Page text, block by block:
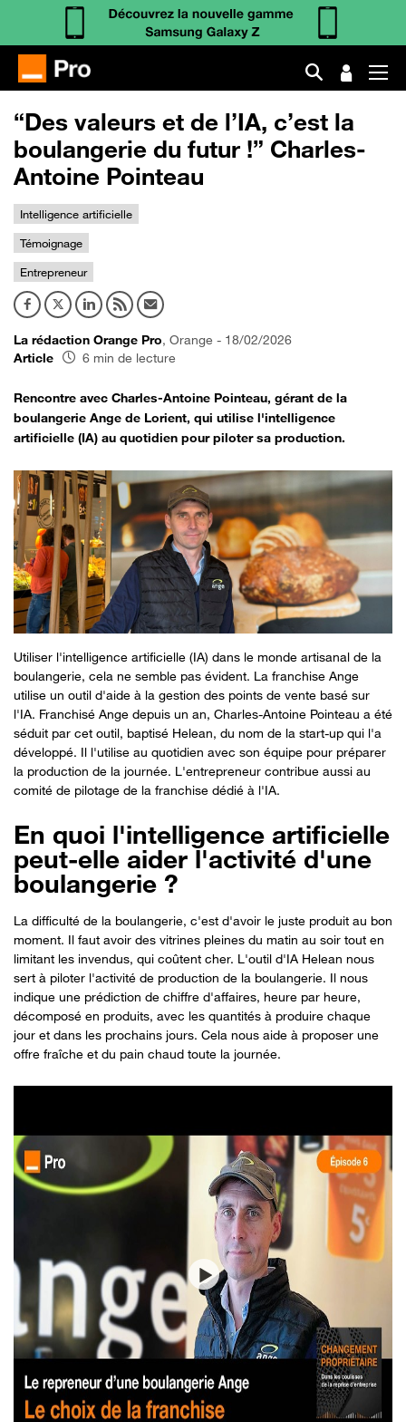
“Des valeurs et de l’IA, c’est la
boulangerie du futur !” Charles-
Antoine Pointeau
Intelligence artificielle
Témoignage
Entrepreneur
La rédaction Orange Pro, Orange - 18/02/2026
Article
6 min de lecture
Rencontre avec Charles-Antoine Pointeau, gérant de la
boulangerie Ange de Lorient, qui utilise l'intelligence
artificielle (IA) au quotidien pour piloter sa production.
Utiliser l'intelligence artificielle (IA) dans le monde artisanal de la
boulangerie, cela ne semble pas évident. La franchise Ange
utilise un outil d'aide à la gestion des points de vente basé sur
l'IA. Franchisé Ange depuis un an, Charles-Antoine Pointeau a été
séduit par cet outil, baptisé Helean, du nom de la start-up qui l'a
développé. Il l'utilise au quotidien avec son équipe pour préparer
la production de la journée. L'entrepreneur contribue aussi au
comité de pilotage de la franchise dédié à l'IA.
En quoi l'intelligence artificielle
peut-elle aider l'activité d'une
boulangerie ?
La difficulté de la boulangerie, c'est d'avoir le juste produit au bon
moment. Il faut avoir des vitrines pleines du matin au soir tout en
limitant les invendus, qui coûtent cher. L'outil d'IA Helean nous
sert à piloter l'activité de production de la boulangerie. Il nous
indique une prédiction de chiffre d'affaires, heure par heure,
décomposé en produits, avec les quantités à produire chaque
jour et dans les prochains jours. Cela nous aide à proposer une
offre fraîche et du pain chaud toute la journée.